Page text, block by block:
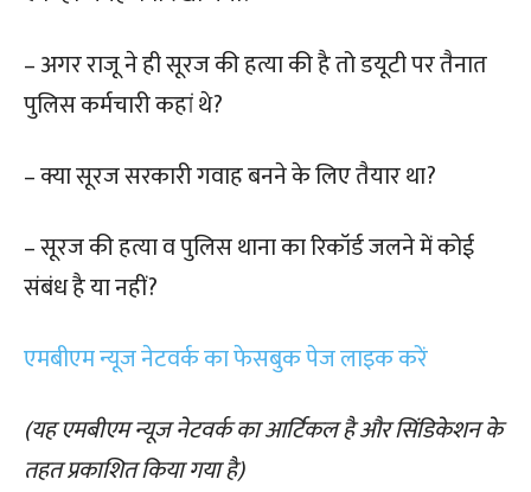
– अगर राजू ने ही सूरज की हत्या की है तो डयूटी पर तैनात
पुलिस कर्मचारी कहां थे?
– क्या सूरज सरकारी गवाह बनने के लिए तैयार था?
– सूरज की हत्या व पुलिस थाना का रिकॉर्ड जलने में कोई
संबंध है या नहीं?
एमबीएम न्यूज नेटवर्क का फेसबुक पेज लाइक करें
(यह एमबीएम न्यूज नेटवर्क का आर्टिकल है और सिंडिकेशन के
तहत प्रकाशित किया गया है)